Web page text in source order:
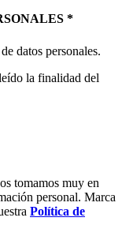
*
datos personales.
la finalidad del
tomamos muy en
personal. Marca
Política de